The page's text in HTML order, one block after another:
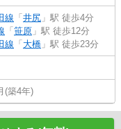
線 「 井尻 」駅 徒歩4分
「 笹原 」駅 徒歩12分
線 「 大橋 」駅 徒歩23分
(築4年)